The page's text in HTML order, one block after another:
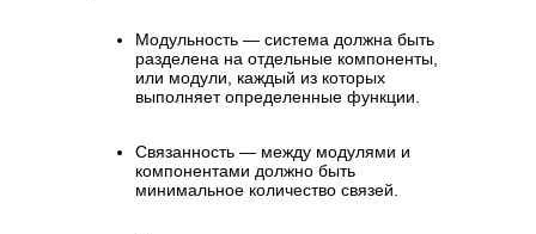
Модульность — система должна быть
разделена на отдельные компоненты,
или модули, каждый из которых
выполняет определенные функции.
Связанность — между модулями и
компонентами должно быть
минимальное количество связей.